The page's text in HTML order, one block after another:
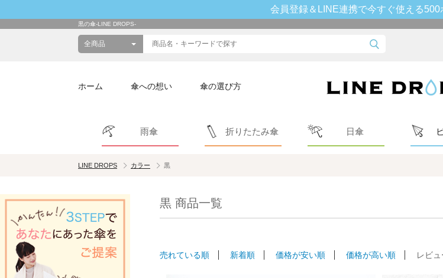
会員登録＆LINE連携で今すぐ使える500
黒の傘-LINE DROPS-
ホーム 傘への想い 傘の選び方
雨傘 折りたたみ傘 日傘
LINE DROPS カラー 黒
黒 商品一覧
売れている順 新着順 価格が安い順 価格が高い順 レビ